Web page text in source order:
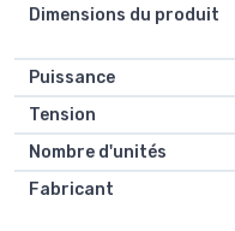
Dimensions du produit
Puissance
Tension
Nombre d'unités
Fabricant